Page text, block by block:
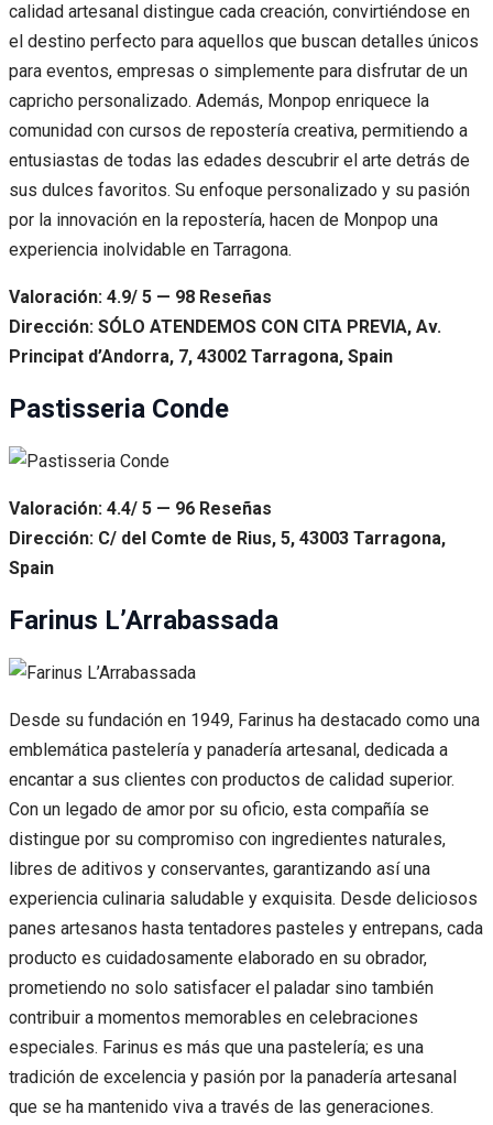
calidad artesanal distingue cada creación, convirtiéndose en
el destino perfecto para aquellos que buscan detalles únicos
para eventos, empresas o simplemente para disfrutar de un
capricho personalizado. Además, Monpop enriquece la
comunidad con cursos de repostería creativa, permitiendo a
entusiastas de todas las edades descubrir el arte detrás de
sus dulces favoritos. Su enfoque personalizado y su pasión
por la innovación en la repostería, hacen de Monpop una
experiencia inolvidable en Tarragona.
Valoración: 4.9/ 5 — 98 Reseñas
Dirección: SÓLO ATENDEMOS CON CITA PREVIA, Av.
Principat d’Andorra, 7, 43002 Tarragona, Spain
Pastisseria Conde
Valoración: 4.4/ 5 — 96 Reseñas
Dirección: C/ del Comte de Rius, 5, 43003 Tarragona,
Spain
Farinus L’Arrabassada
Desde su fundación en 1949, Farinus ha destacado como una
emblemática pastelería y panadería artesanal, dedicada a
encantar a sus clientes con productos de calidad superior.
Con un legado de amor por su oficio, esta compañía se
distingue por su compromiso con ingredientes naturales,
libres de aditivos y conservantes, garantizando así una
experiencia culinaria saludable y exquisita. Desde deliciosos
panes artesanos hasta tentadores pasteles y entrepans, cada
producto es cuidadosamente elaborado en su obrador,
prometiendo no solo satisfacer el paladar sino también
contribuir a momentos memorables en celebraciones
especiales. Farinus es más que una pastelería; es una
tradición de excelencia y pasión por la panadería artesanal
que se ha mantenido viva a través de las generaciones.